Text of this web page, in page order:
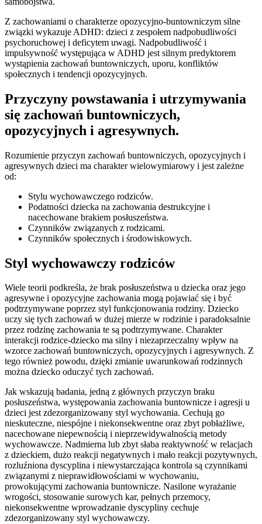
Z zachowaniami o charakterze opozycyjno-buntowniczym silne
związki wykazuje ADHD: dzieci z zespołem nadpobudliwości
psychoruchowej i deficytem uwagi. Nadpobudliwość i
impulsywność występująca w ADHD jest silnym predyktorem
wystąpienia zachowań buntowniczych, uporu, konfliktów
społecznych i tendencji opozycyjnych.
Przyczyny powstawania i utrzymywania
się zachowań buntowniczych,
opozycyjnych i agresywnych.
Rozumienie przyczyn zachowań buntowniczych, opozycyjnych i
agresywnych dzieci ma charakter wielowymiarowy i jest zależne
od:
Stylu wychowawczego rodziców.
Podatności dziecka na zachowania destrukcyjne i
nacechowane brakiem posłuszeństwa.
Czynników związanych z rodzicami.
Czynników społecznych i środowiskowych.
Styl wychowawczy rodziców
Wiele teorii podkreśla, że brak posłuszeństwa u dziecka oraz jego
agresywne i opozycyjne zachowania mogą pojawiać się i być
podtrzymywane poprzez styl funkcjonowania rodziny. Dziecko
uczy się tych zachowań w dużej mierze w rodzinie i paradoksalnie
przez rodzinę zachowania te są podtrzymywane. Charakter
interakcji rodzice-dziecko ma silny i niezaprzeczalny wpływ na
wzorce zachowań buntowniczych, opozycyjnych i agresywnych. Z
tego również powodu, dzięki zmianie uwarunkowań rodzinnych
można dziecko oduczyć tych zachowań.
Jak wskazują badania, jedną z głównych przyczyn braku
posłuszeństwa, występowania zachowania buntownicze i agresji u
dzieci jest zdezorganizowany styl wychowania. Cechują go
nieskuteczne, niespójne i niekonsekwentne oraz zbyt pobłażliwe,
nacechowane niepewnością i nieprzewidywalnością metody
wychowawcze. Nadmierna lub zbyt słaba reaktywność w relacjach
z dzieckiem, dużo reakcji negatywnych i mało reakcji pozytywnych,
rozluźniona dyscyplina i niewystarczająca kontrola są czynnikami
związanymi z nieprawidłowościami w wychowaniu,
prowokującymi zachowania buntownicze. Nasilone wyrażanie
wrogości, stosowanie surowych kar, pełnych przemocy,
niekonsekwentne wprowadzanie dyscypliny cechuje
zdezorganizowany styl wychowawczy.